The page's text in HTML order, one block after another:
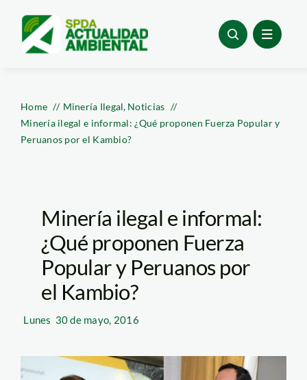
content
Home Minería Ilegal Noticias
Minería ilegal e informal: ¿Qué proponen Fuerza Popular y
Peruanos por el Kambio?
Minería ilegal e informal:
¿Qué proponen Fuerza
Popular y Peruanos por
el Kambio?
Lunes 30 de mayo, 2016